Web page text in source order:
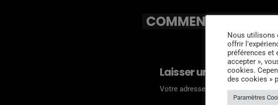
COMMENTAIRES
Laisser une réponse
Votre adresse email ne sera pas
Nous utilisons
offrir
préférences et
accepter »,
cookies.
des cookies »
Paramètres